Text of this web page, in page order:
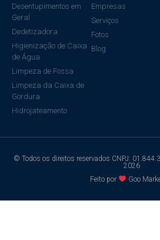
Desentupimentos em
Geral
Dedetizadora
Higienização de Caixa
de Água
Limpeza de Fossa
Limpeza da Caixa de
Gordura
Hidrojateamento
Empresas
Serviços
Fotos
Blog
© Todos os direitos reservados CNPJ:
2026
Feito por
Goo